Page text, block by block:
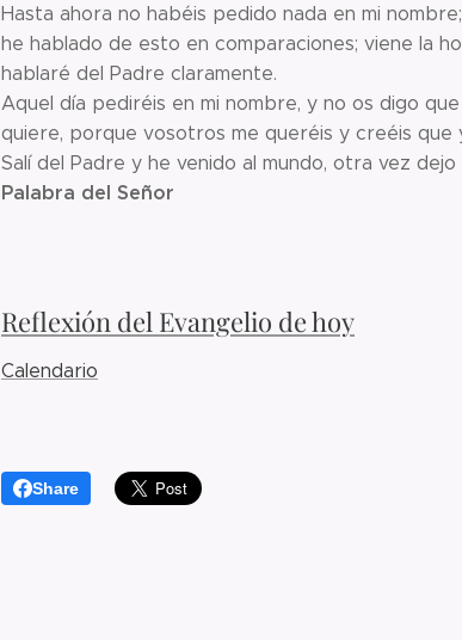
Hasta ahora no habéis pedido nada en mi
he hablado de esto en comparaciones; viene la
hablaré del Padre claramente.
Aquel día pediréis en mi nombre, y no os digo
quiere, porque vosotros me queréis y creéis que
Salí del Padre y he venido al mundo, otra vez
Palabra del Señor
Reflexión del Evangelio de hoy
Calendario
Share